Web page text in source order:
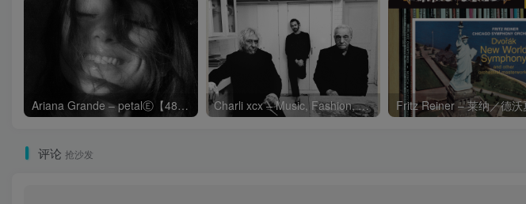
Ariana Grande – petalⒺ【48kHz／24bit】英国区 Charli xcx – Music, Fashion, FilmⒺ【48kHz／24bit】英国区
评论 抢沙发